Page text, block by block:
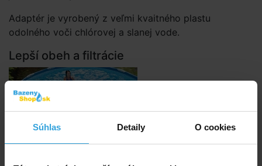
Súhlas Detaily O cookies
Adaptér je vyrobený z veľmi kvaitného plastu
odolného voči chlórovej a slanej vode.
Lepší obeh a filtrácie